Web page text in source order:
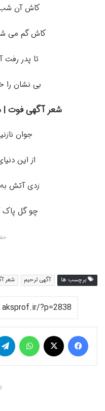
کاش آن شب
کاش گم می
تا پدر
بی نشان را
شعر آگهی فوت |
جوان
از این
زدی آتش
چو گل پاک
برچسب ها آگهی ترحیم شعر
فیس بوک